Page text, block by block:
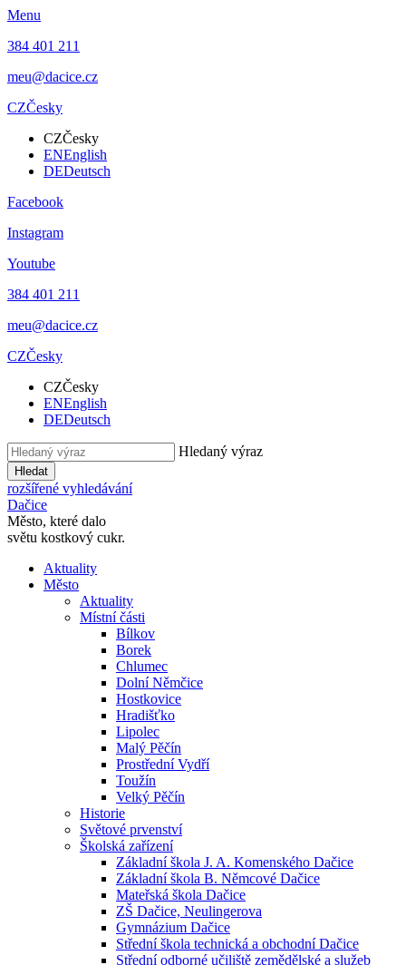
Menu
384 401 211
meu@dacice.cz
CZČesky
CZČesky
ENEnglish
DEDeutsch
Facebook
Instagram
Youtube
384 401 211
meu@dacice.cz
CZČesky
CZČesky
ENEnglish
DEDeutsch
Hledaný výraz
Hledat
rozšířené vyhledávání
Dačice
Město, které dalo
světu kostkový cukr.
Aktuality
Město
Aktuality
Místní části
Bílkov
Borek
Chlumec
Dolní Němčice
Hostkovice
Hradišťko
Lipolec
Malý Pěčín
Prostřední Vydří
Toužín
Velký Pěčín
Historie
Světové prvenství
Školská zařízení
Základní škola J. A. Komenského Dačice
Základní škola B. Němcové Dačice
Mateřská škola Dačice
ZŠ Dačice, Neulingerova
Gymnázium Dačice
Střední škola technická a obchodní Dačice
Střední odborné učiliště zemědělské a služeb